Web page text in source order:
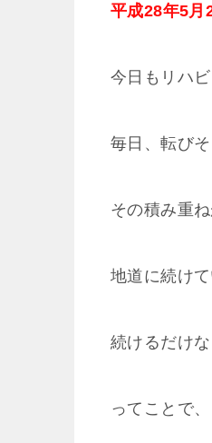
平成28年5月
今日もリハ
毎日、転び
その積み重
地道に続け
続けるだけ
ってことで、